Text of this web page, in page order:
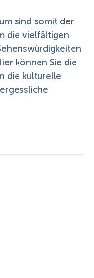
sind somit der
die vielfältigen
können Sie die
die kulturelle